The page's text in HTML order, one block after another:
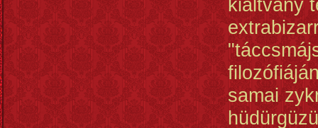
kiáltvány
samai